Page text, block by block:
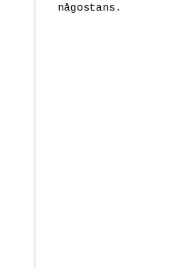
någostans.